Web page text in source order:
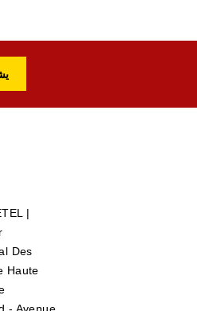
|
Des
Haute